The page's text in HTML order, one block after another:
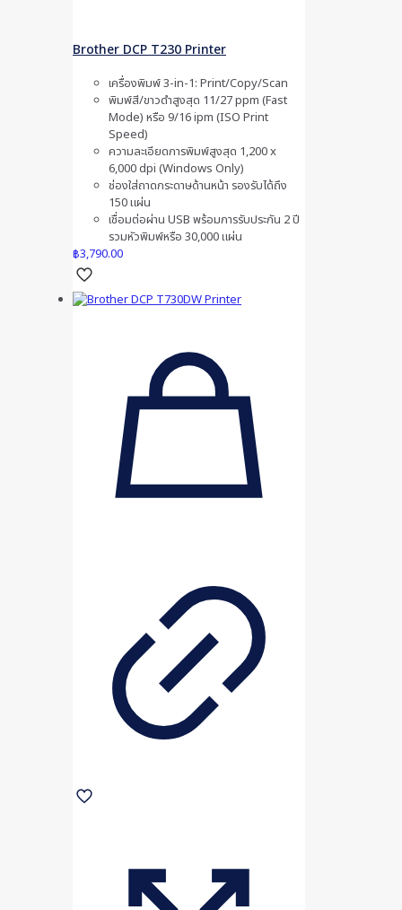
Brother DCP T230 Printer
เครื่องพิมพ์ 3-in-1: Print/Copy/Scan
พิมพ์สี/ขาวดำสูงสุด 11/27 ppm (Fast
Mode) หรือ 9/16 ipm (ISO Print
Speed)
ความละเอียดการพิมพ์สูงสุด 1,200 x
6,000 dpi (Windows Only)
ช่องใส่ถาดกระดาษด้านหน้า รองรับได้ถึง
150 แผ่น
เชื่อมต่อผ่าน USB พร้อมการรับประกัน 2 ปี
รวมหัวพิมพ์หรือ 30,000 แผ่น
฿3,790.00